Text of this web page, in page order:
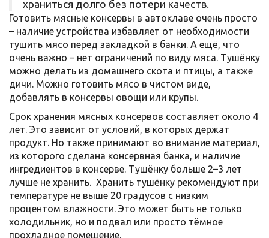
храниться долго без потери качеств.
Готовить мясные консервы в автоклаве очень просто
– наличие устройства избавляет от необходимости
тушить мясо перед закладкой в банки. А ещё, что
очень важно – нет ограничений по виду мяса. Тушёнку
можно делать из домашнего скота и птицы, а также
дичи. Можно готовить мясо в чистом виде,
добавлять в консервы овощи или крупы.
Срок хранения мясных консервов составляет около 4
лет. Это зависит от условий, в которых держат
продукт. Но также принимают во внимание материал,
из которого сделана консервная банка, и наличие
ингредиентов в консерве. Тушёнку больше 2–3 лет
лучше не хранить. Хранить тушёнку рекомендуют при
температуре не выше 20 градусов с низким
процентом влажности. Это может быть не только
холодильник, но и подвал или просто тёмное
прохладное помещение.